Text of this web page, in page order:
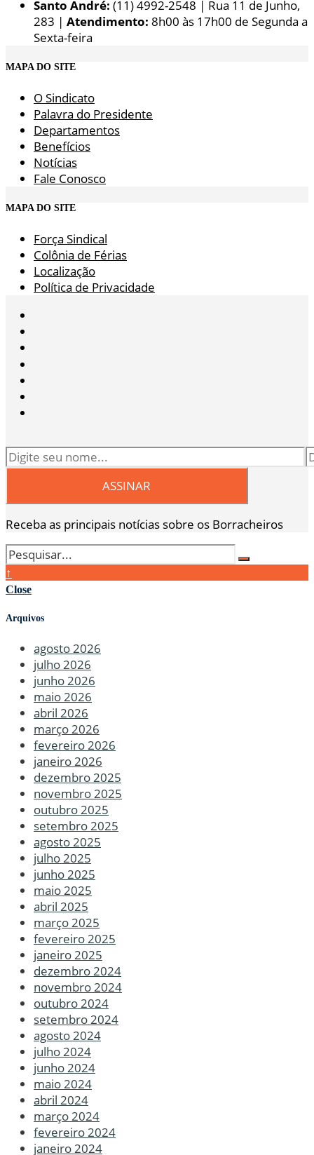
Santo André: (11) 4992-2548 | Rua 11 de Junho,
283 | Atendimento: 8h00 às 17h00 de Segunda a
Sexta-feira
MAPA DO SITE
O Sindicato
Palavra do Presidente
Departamentos
Benefícios
Notícias
Fale Conosco
MAPA DO SITE
Força Sindical
Colônia de Férias
Localização
Política de Privacidade
Receba as principais notícias sobre os Borracheiros
↑
Close
Arquivos
agosto 2026
julho 2026
junho 2026
maio 2026
abril 2026
março 2026
fevereiro 2026
janeiro 2026
dezembro 2025
novembro 2025
outubro 2025
setembro 2025
agosto 2025
julho 2025
junho 2025
maio 2025
abril 2025
março 2025
fevereiro 2025
janeiro 2025
dezembro 2024
novembro 2024
outubro 2024
setembro 2024
agosto 2024
julho 2024
junho 2024
maio 2024
abril 2024
março 2024
fevereiro 2024
janeiro 2024